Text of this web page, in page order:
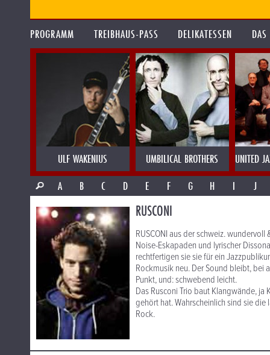
PROGRAMM TREIBHAUS-PASS DELIKATESSEN
ULF WAKENIUS UMBILICAL BROTHERS
UNITED
A
B C D E F G H I J
RUSCONI
RUSCONI aus der schweiz.
Noise-Eskapaden und lyrischer
rechtfertigen sie sie für ein
Rockmusik neu. Der Sound bleibt, bei
Punkt, und: schwebend leicht.
Das Rusconi Trio baut Klangwände,
gehört hat. Wahrscheinlich sind sie
Rock.